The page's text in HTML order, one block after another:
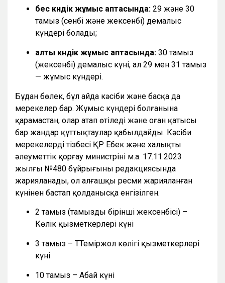
бес күндік жұмыс аптасында: 29 және 30
тамыз (сенбі және жексенбі) демалыс
күндері болады;
алты күндік жұмыс аптасында: 30 тамыз
(жексенбі) демалыс күні, ал 29 мен 31 тамыз
— жұмыс күндері.
Бұдан бөлек, бұл айда кәсіби және басқа да
мерекелер бар. Жұмыс күндері болғанына
қарамастан, олар атап өтіледі және оған қатысы
бар жандар құттықтаулар қабылдайды. Кәсіби
мерекелердің тізбесі ҚР Еңбек және халықты
әлеуметтік қорғау министрінің м.а. 17.11.2023
жылғы №480 бұйрығының редакциясында
жарияланады, ол алғашқы ресми жарияланған
күнінен бастап қолданысқа енгізілген.
2 тамыз (тамыздың бірінші жексенбісі) –
Көлік қызметкерлері күні
3 тамыз – ТТеміржол көлігі қызметкерлері
күні
10 тамыз – Абай күні